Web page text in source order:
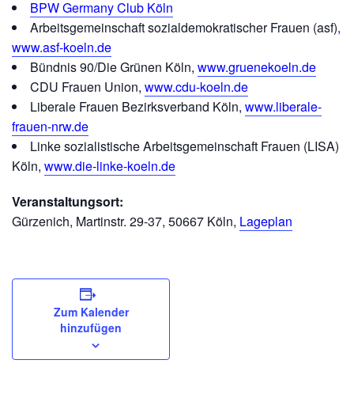
BPW Germany Club Köln
Arbeitsgemeinschaft sozialdemokratischer Frauen (asf),
www.asf-koeln.de
Bündnis 90/Die Grünen Köln, www.gruenekoeln.de
CDU Frauen Union, www.cdu-koeln.de
Liberale Frauen Bezirksverband Köln, www.liberale-
frauen-nrw.de
Linke sozialistische Arbeitsgemeinschaft Frauen (LISA)
Köln, www.die-linke-koeln.de
Veranstaltungsort:
Gürzenich, Martinstr. 29-37, 50667 Köln, Lageplan
Zum Kalender
hinzufügen